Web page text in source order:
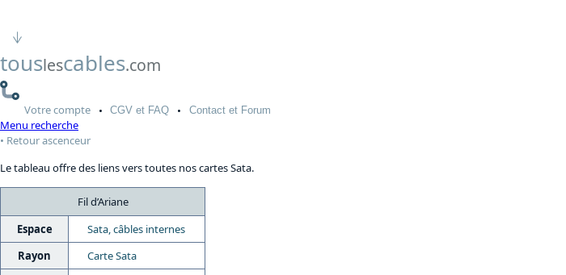
touslescables.com
Votrecompte CGV et FAQ Contactet Forum
Menu recherche
Retour ascenceur
Le tableau offre des liens vers toutes nos cartes Sata.
Fil d’Ariane
Espace
Sata, câbles internes
Rayon
Carte Sata